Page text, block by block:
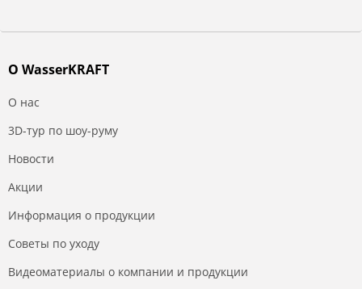
О WasserKRAFT
О нас
3D-тур по шоу-руму
Новости
Акции
Информация о продукции
Советы по уходу
Видеоматериалы о компании и продукции